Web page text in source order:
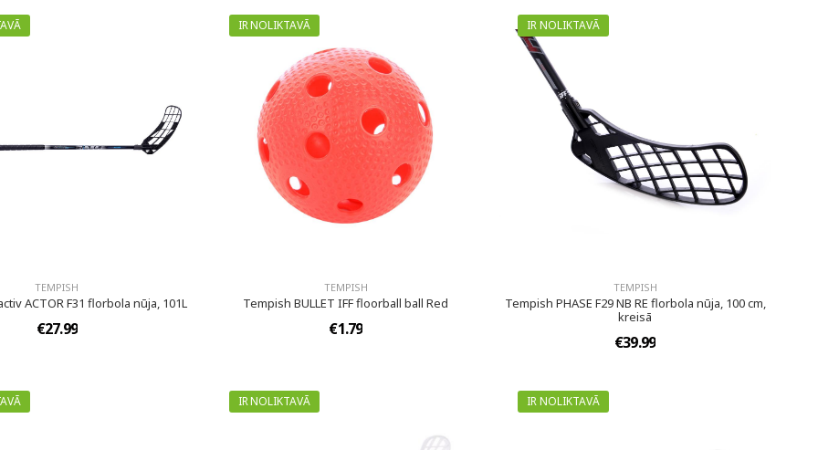
TEMPISH
ACTOR F31 florbola nūja, 101L
€27.99
IR NOLIKTAVĀ
TEMPISH
Tempish BULLET IFF floorball ball Red
€1.79
IR NOLIKTAVĀ
TEMPISH
Tempish PHASE F29 NB RE florbola nūja, 100 cm,
kreisā
€39.99
IR NOLIKTAVĀ IR NOLIKTAVĀ